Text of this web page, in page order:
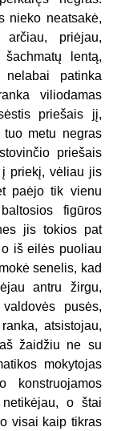
nieko neatsakė,
priėjau,
lentą,
nelabai patinka
viliodamas
priešais jį,
metu negras
priešais
priekį, vėliau jis
paėjo tik vienu
figūros
jis tokios pat
iš eilės puoliau
senelis, kad
antru žirgu,
pusės,
atsistojau,
žaidžiu ne su
mokytojas
konstruojamos
o štai
visai kaip tikras